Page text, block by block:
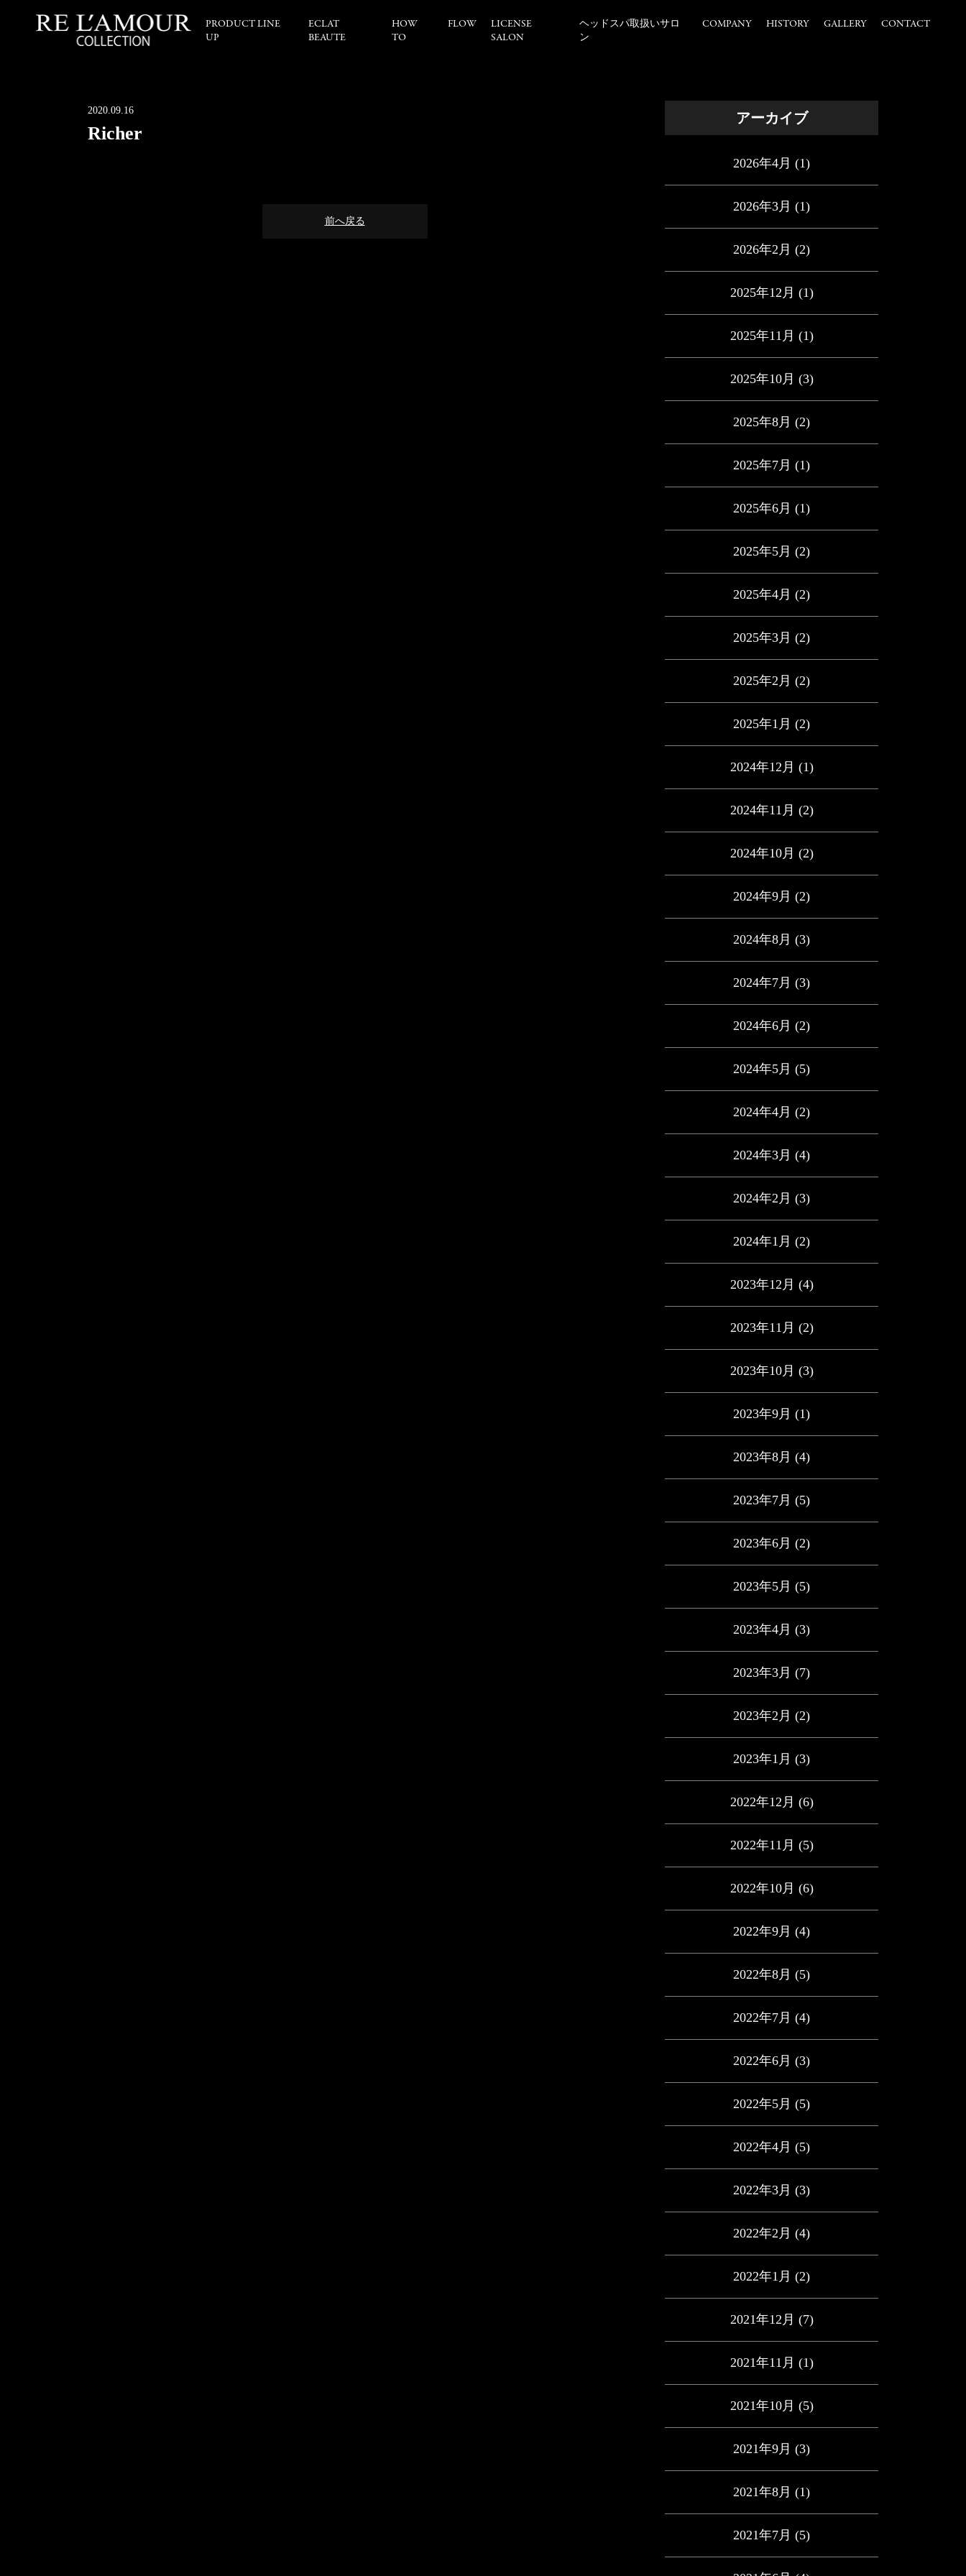
PRODUCT LINE
UP
ECLAT
BEAUTE
HOW
TO
FLOW
LICENSE
SALON
ヘッドスパ取扱いサロ
ン
COMPANY HISTORY GALLERY CONTACT
2020.09.16
Richer
前へ戻る
アーカイブ
2026年4月 (1)
2026年3月 (1)
2026年2月 (2)
2025年12月 (1)
2025年11月 (1)
2025年10月 (3)
2025年8月 (2)
2025年7月 (1)
2025年6月 (1)
2025年5月 (2)
2025年4月 (2)
2025年3月 (2)
2025年2月 (2)
2025年1月 (2)
2024年12月 (1)
2024年11月 (2)
2024年10月 (2)
2024年9月 (2)
2024年8月 (3)
2024年7月 (3)
2024年6月 (2)
2024年5月 (5)
2024年4月 (2)
2024年3月 (4)
2024年2月 (3)
2024年1月 (2)
2023年12月 (4)
2023年11月 (2)
2023年10月 (3)
2023年9月 (1)
2023年8月 (4)
2023年7月 (5)
2023年6月 (2)
2023年5月 (5)
2023年4月 (3)
2023年3月 (7)
2023年2月 (2)
2023年1月 (3)
2022年12月 (6)
2022年11月 (5)
2022年10月 (6)
2022年9月 (4)
2022年8月 (5)
2022年7月 (4)
2022年6月 (3)
2022年5月 (5)
2022年4月 (5)
2022年3月 (3)
2022年2月 (4)
2022年1月 (2)
2021年12月 (7)
2021年11月 (1)
2021年10月 (5)
2021年9月 (3)
2021年8月 (1)
2021年7月 (5)